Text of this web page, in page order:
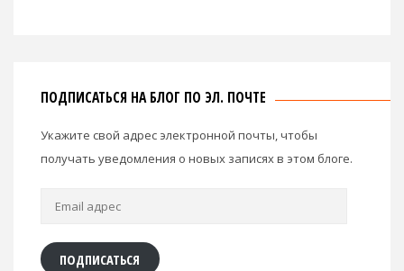
ПОДПИСАТЬСЯ НА БЛОГ ПО ЭЛ. ПОЧТЕ
Укажите свой адрес электронной почты, чтобы
получать уведомления о новых записях в этом блоге.
Email
ПОДПИСАТЬСЯ